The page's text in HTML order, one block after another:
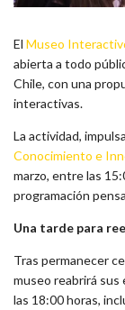
El Museo
abierta a todo
Chile, con una
interactivas.
La actividad,
Conocimiento e
marzo, entre las
programación
Una tarde para
Tras permanecer
museo reabrirá sus
las 18:00 horas,